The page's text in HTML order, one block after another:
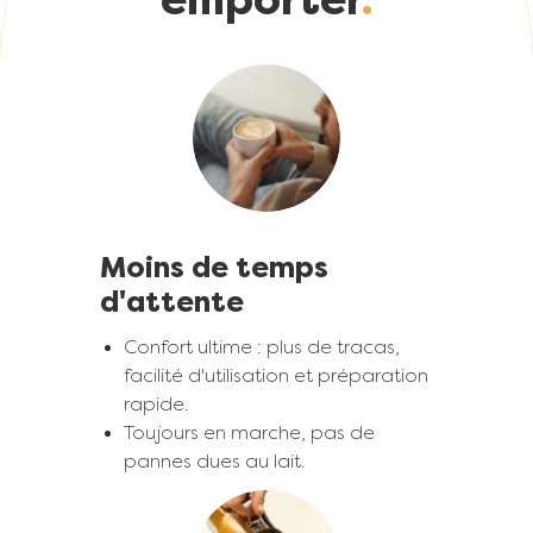
Image
Moins de temps
d'attente
Confort ultime : plus de tracas,
facilité d'utilisation et préparation
rapide.
Toujours en marche, pas de
pannes dues au lait.
Image